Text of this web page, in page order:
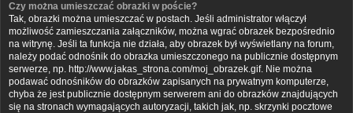
Czy można umieszczać obrazki w poście?
Tak, obrazki można umieszczać w postach. Jeśli administrator włączył
możliwość zamieszczania załączników, można wgrać obrazek bezpośrednio
na witrynę. Jeśli ta funkcja nie działa, aby obrazek był wyświetlany na forum,
należy podać odnośnik do obrazka umieszczonego na publicznie dostępnym
serwerze, np. http://www.jakas_strona.com/moj_obrazek.gif. Nie można
podawać odnośników do obrazków zapisanych na prywatnym komputerze,
chyba że jest publicznie dostępnym serwerem ani do obrazków znajdujących
się na stronach wymagających autoryzacji, takich jak, np. skrzynki pocztowe